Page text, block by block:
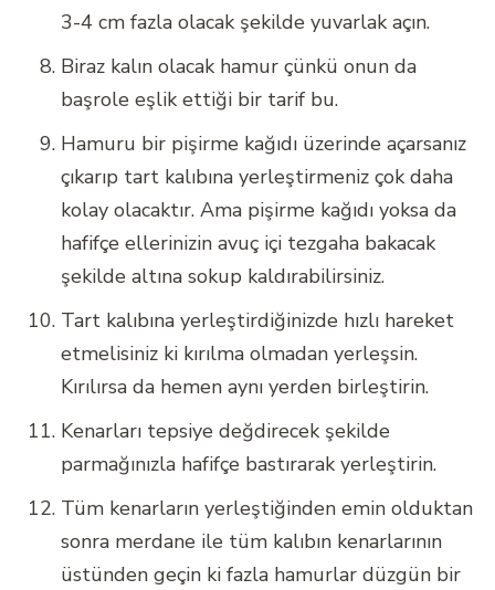
3-4 cm fazla olacak şekilde yuvarlak açın.
Biraz kalın olacak hamur çünkü onun da
başrole eşlik ettiği bir tarif bu.
Hamuru bir pişirme kağıdı üzerinde açarsanız
çıkarıp tart kalıbına yerleştirmeniz çok daha
kolay olacaktır. Ama pişirme kağıdı yoksa da
hafifçe ellerinizin avuç içi tezgaha bakacak
şekilde altına sokup kaldırabilirsiniz.
Tart kalıbına yerleştirdiğinizde hızlı hareket
etmelisiniz ki kırılma olmadan yerleşsin.
Kırılırsa da hemen aynı yerden birleştirin.
Kenarları tepsiye değdirecek şekilde
parmağınızla hafifçe bastırarak yerleştirin.
Tüm kenarların yerleştiğinden emin olduktan
sonra merdane ile tüm kalıbın kenarlarının
üstünden geçin ki fazla hamurlar düzgün bir